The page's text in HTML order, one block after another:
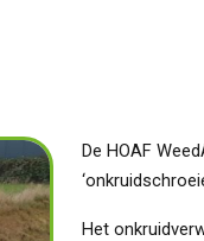
De HOAF
Het